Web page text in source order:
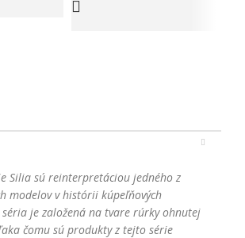
Silia sú reinterpretáciou jedného z
modelov v histórii kúpeľňových
je založená na tvare rúrky ohnutej
čomu sú produkty z tejto série